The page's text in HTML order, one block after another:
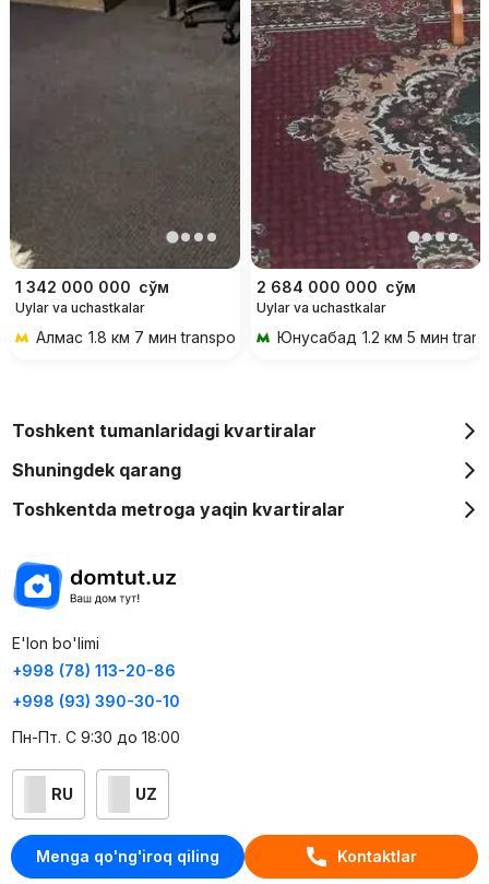
Menga qo'ng'iroq qiling Kontaktlar
1 342 000 000 сўм
Uylar va uchastkalar
Алмас 1.8 км 7 мин transportda
2 684 000 000 сўм
Uylar va uchastkalar
Юнусабад 1.2 км 5 мин
Toshkent tumanlaridagi kvartiralar
Shuningdek qarang
Toshkentda metroga yaqin kvartiralar
E'lon bo'limi
+998 (78) 113-20-86
+998 (93) 390-30-10
Пн-Пт. С 9:30 до 18:00
RU UZ
Kontaktlar